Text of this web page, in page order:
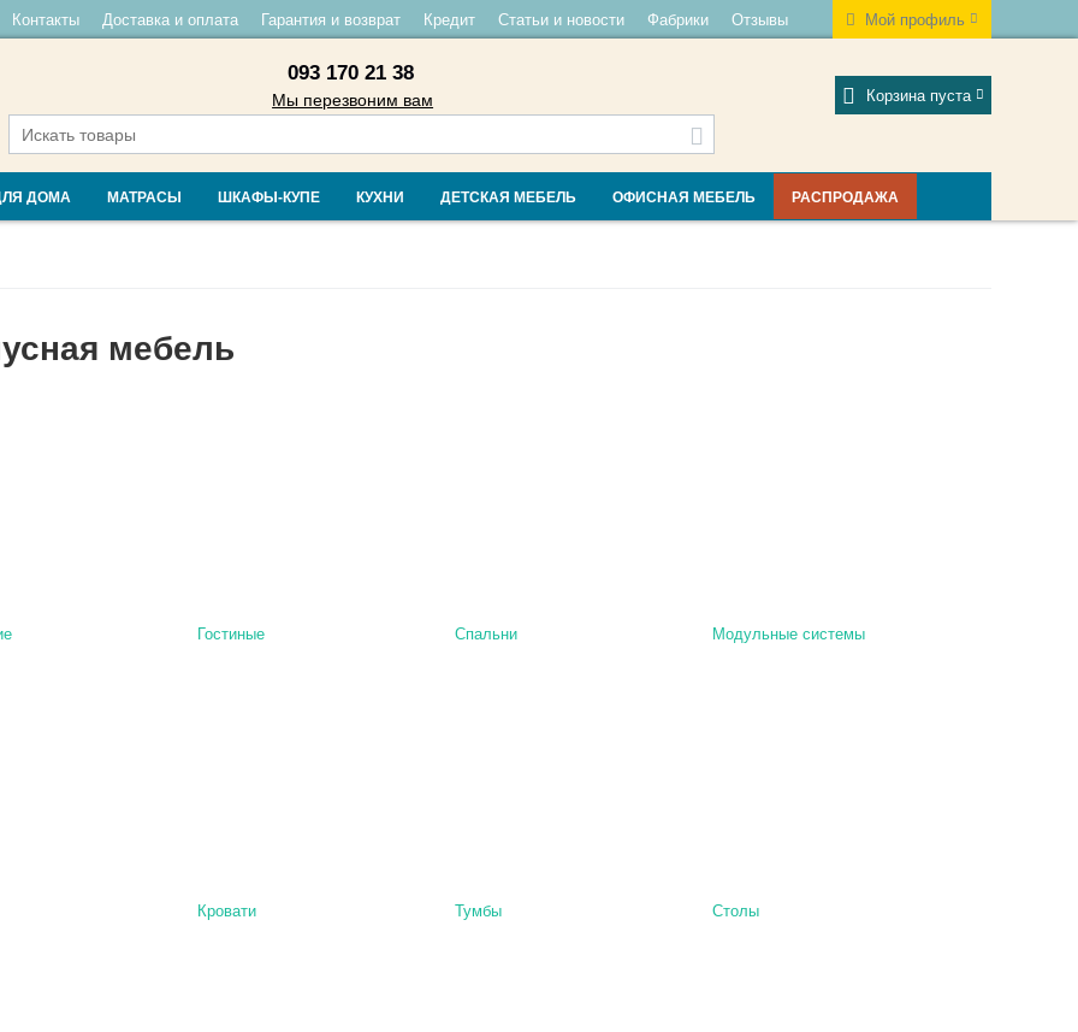
Мой профиль
Контакты Доставка и оплата Гарантия и возврат Кредит Статьи и новости Фабрики Отзывы
093 170 21 38
Мы перезвоним вам Корзина пуста
ДОМА МАТРАСЫ ШКАФЫ-КУПЕ КУХНИ ДЕТСКАЯ МЕБЕЛЬ ОФИСНАЯ МЕБЕЛЬ РАСПРОДАЖА
мебель
Гостиные Спальни Модульные системы
Кровати Тумбы Столы